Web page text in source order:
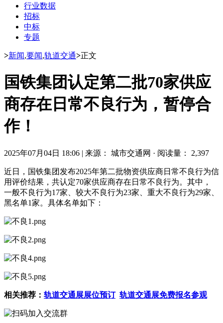
行业数据
招标
中标
专题
>新闻,要闻,轨道交通>正文
国铁集团认定第二批70家供应
商存在日常不良行为，暂停合
作！
2025年07月04日 18:06 | 来源： 城市交通网 · 阅读量： 2,397
近日，国铁集团发布2025年第二批物资供应商日常不良行为信
用评价结果，共认定70家供应商存在日常不良行为。其中，
一般不良行为17家、较大不良行为23家、重大不良行为29家、
黑名单1家。具体名单如下：
相关推荐： 轨道交通展展位预订 轨道交通展免费报名参观